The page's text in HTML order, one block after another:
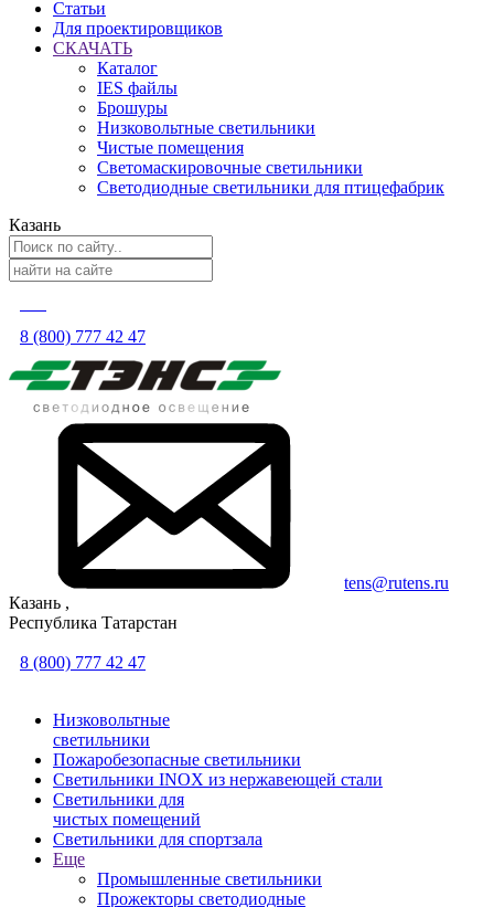
Статьи
Для проектировщиков
СКАЧАТЬ
Каталог
IES файлы
Брошуры
Низковольтные светильники
Чистые помещения
Светомаскировочные светильники
Светодиодные светильники для птицефабрик
Казань
8 (800) 777 42 47
tens@rutens.ru
Казань ,
Республика Татарстан
8 (800) 777 42 47
Низковольтные
светильники
Пожаробезопасные светильники
Светильники INOX из нержавеющей стали
Светильники для
чистых помещений
Светильники для спортзала
Еще
Промышленные светильники
Прожекторы светодиодные